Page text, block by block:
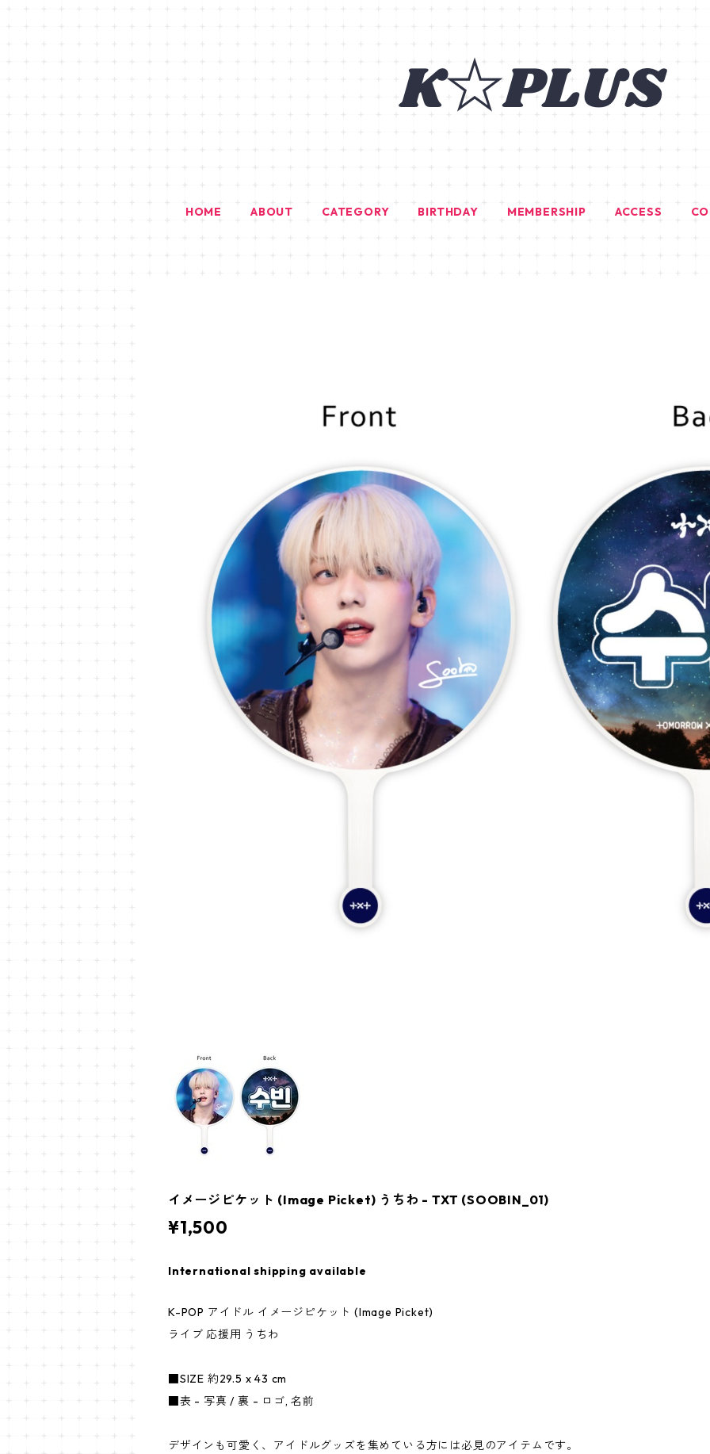
HOME ABOUT CATEGORY BIRTHDAY MEMBERSHIP ACCESS
イメージピケット (Image Picket) うちわ - TXT (SOOBIN_01)
¥1,500
International shipping available
K-POP アイドル イメージピケット (Image Picket)
ライブ 応援用 うちわ
■SIZE 約29.5 x 43 cm
■表 - 写真 / 裏 - ロゴ, 名前
デザインも可愛く、アイドルグッズを集めている方には必見のアイテムです。